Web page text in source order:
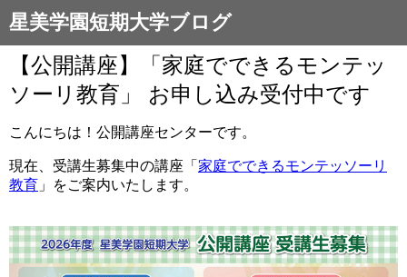
星美学園短期大学ブログ
【公開講座】「家庭でできるモンテッ
ソーリ教育」 お申し込み受付中です
こんにちは！公開講座センターです。
現在、受講生募集中の講座「 家庭でできるモンテッソーリ
教育 」をご案内いたします。